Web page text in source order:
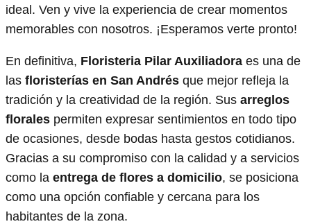
ideal. Ven y vive la experiencia de crear momentos
memorables con nosotros. ¡Esperamos verte pronto!
En definitiva, Floristeria Pilar Auxiliadora es una de
las floristerías en San Andrés que mejor refleja la
tradición y la creatividad de la región. Sus arreglos
florales permiten expresar sentimientos en todo tipo
de ocasiones, desde bodas hasta gestos cotidianos.
Gracias a su compromiso con la calidad y a servicios
como la entrega de flores a domicilio, se posiciona
como una opción confiable y cercana para los
habitantes de la zona.